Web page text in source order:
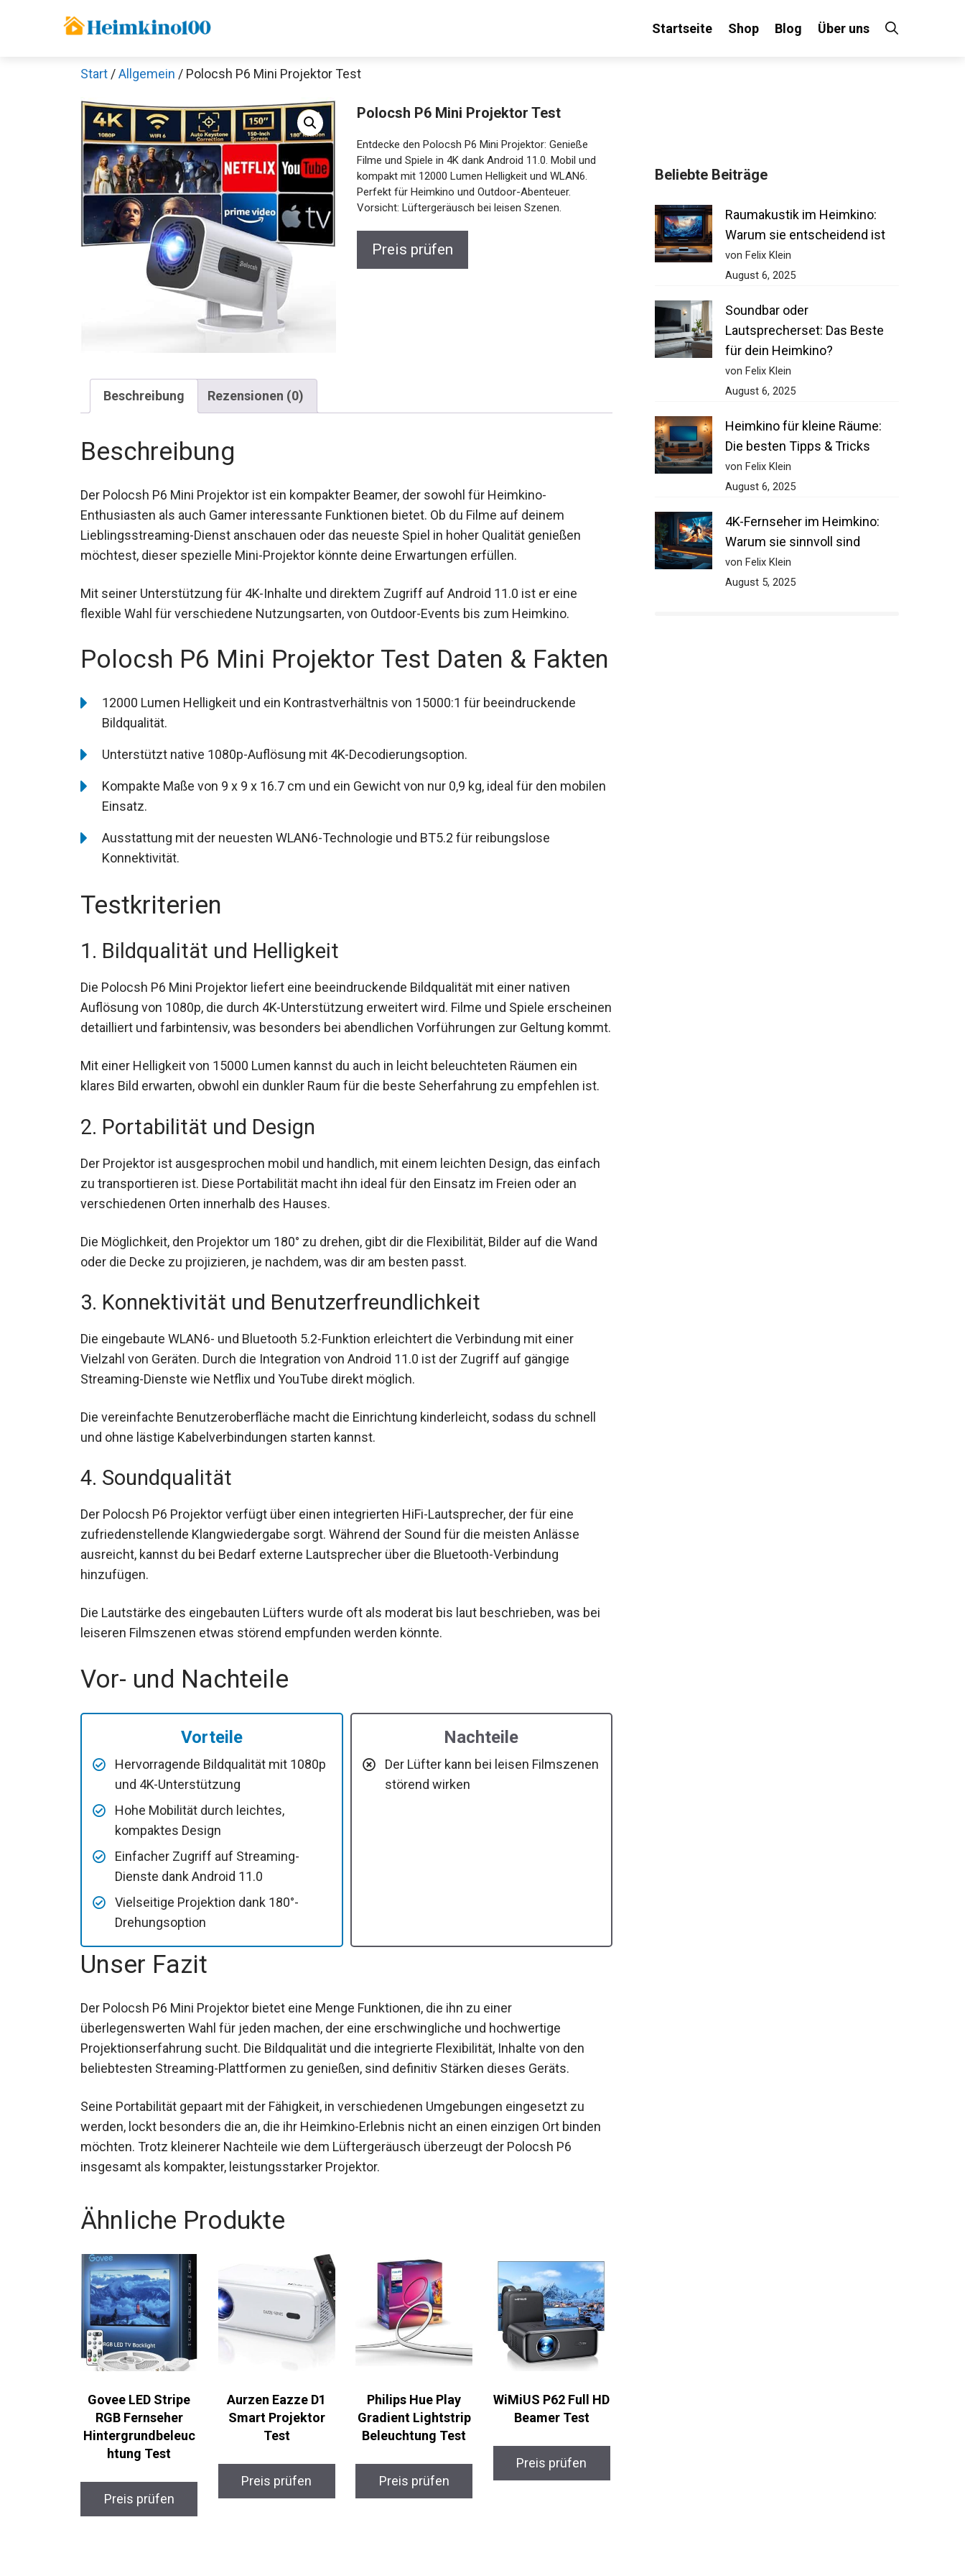
Startseite Shop Blog Über uns
Start /Allgemein / Polocsh P6 Mini Projektor Test
Polocsh P6 Mini Projektor Test
Entdecke den Polocsh P6 Mini Projektor: Genieße
Filme und Spiele in 4K dank Android 11.0. Mobil und
kompakt mit 12000 Lumen Helligkeit und WLAN6.
Perfekt für Heimkino und Outdoor-Abenteuer.
Vorsicht: Lüftergeräusch bei leisen Szenen.
Preis prüfen
Beschreibung Rezensionen (0)
Beschreibung
Der Polocsh P6 Mini Projektor ist ein kompakter Beamer, der sowohl für Heimkino-
Enthusiasten als auch Gamer interessante Funktionen bietet. Ob du Filme auf deinem
Lieblingsstreaming-Dienst anschauen oder das neueste Spiel in hoher Qualität genießen
möchtest, dieser spezielle Mini-Projektor könnte deine Erwartungen erfüllen.
Mit seiner Unterstützung für 4K-Inhalte und direktem Zugriff auf Android 11.0 ist er eine
flexible Wahl für verschiedene Nutzungsarten, von Outdoor-Events bis zum Heimkino.
Polocsh P6 Mini Projektor Test Daten & Fakten
12000 Lumen Helligkeit und ein Kontrastverhältnis von 15000:1 für beeindruckende
Bildqualität.
Unterstützt native 1080p-Auflösung mit 4K-Decodierungsoption.
Kompakte Maße von 9 x 9 x 16.7 cm und ein Gewicht von nur 0,9 kg, ideal für den mobilen
Einsatz.
Ausstattung mit der neuesten WLAN6-Technologie und BT5.2 für reibungslose
Konnektivität.
Testkriterien
1. Bildqualität und Helligkeit
Die Polocsh P6 Mini Projektor liefert eine beeindruckende Bildqualität mit einer nativen
Auflösung von 1080p, die durch 4K-Unterstützung erweitert wird. Filme und Spiele erscheinen
detailliert und farbintensiv, was besonders bei abendlichen Vorführungen zur Geltung kommt.
Mit einer Helligkeit von 15000 Lumen kannst du auch in leicht beleuchteten Räumen ein
klares Bild erwarten, obwohl ein dunkler Raum für die beste Seherfahrung zu empfehlen ist.
2. Portabilität und Design
Der Projektor ist ausgesprochen mobil und handlich, mit einem leichten Design, das einfach
zu transportieren ist. Diese Portabilität macht ihn ideal für den Einsatz im Freien oder an
verschiedenen Orten innerhalb des Hauses.
Die Möglichkeit, den Projektor um 180° zu drehen, gibt dir die Flexibilität, Bilder auf die Wand
oder die Decke zu projizieren, je nachdem, was dir am besten passt.
3. Konnektivität und Benutzerfreundlichkeit
Die eingebaute WLAN6- und Bluetooth 5.2-Funktion erleichtert die Verbindung mit einer
Vielzahl von Geräten. Durch die Integration von Android 11.0 ist der Zugriff auf gängige
Streaming-Dienste wie Netflix und YouTube direkt möglich.
Die vereinfachte Benutzeroberfläche macht die Einrichtung kinderleicht, sodass du schnell
und ohne lästige Kabelverbindungen starten kannst.
4. Soundqualität
Der Polocsh P6 Projektor verfügt über einen integrierten HiFi-Lautsprecher, der für eine
zufriedenstellende Klangwiedergabe sorgt. Während der Sound für die meisten Anlässe
ausreicht, kannst du bei Bedarf externe Lautsprecher über die Bluetooth-Verbindung
hinzufügen.
Die Lautstärke des eingebauten Lüfters wurde oft als moderat bis laut beschrieben, was bei
leiseren Filmszenen etwas störend empfunden werden könnte.
Vor- und Nachteile
Vorteile
Hervorragende Bildqualität mit 1080p
und 4K-Unterstützung
Hohe Mobilität durch leichtes,
kompaktes Design
Einfacher Zugriff auf Streaming-
Dienste dank Android 11.0
Vielseitige Projektion dank 180°-
Drehungsoption
Nachteile
Der Lüfter kann bei leisen Filmszenen
störend wirken
Unser Fazit
Der Polocsh P6 Mini Projektor bietet eine Menge Funktionen, die ihn zu einer
überlegenswerten Wahl für jeden machen, der eine erschwingliche und hochwertige
Projektionserfahrung sucht. Die Bildqualität und die integrierte Flexibilität, Inhalte von den
beliebtesten Streaming-Plattformen zu genießen, sind definitiv Stärken dieses Geräts.
Seine Portabilität gepaart mit der Fähigkeit, in verschiedenen Umgebungen eingesetzt zu
werden, lockt besonders die an, die ihr Heimkino-Erlebnis nicht an einen einzigen Ort binden
möchten. Trotz kleinerer Nachteile wie dem Lüftergeräusch überzeugt der Polocsh P6
insgesamt als kompakter, leistungsstarker Projektor.
Ähnliche Produkte
Govee LED Stripe
RGB Fernseher
Hintergrundbeleuc
htung Test
Preis prüfen
Aurzen Eazze D1
Smart Projektor
Test
Preis prüfen
Philips Hue Play
Gradient Lightstrip
Beleuchtung Test
Preis prüfen
WiMiUS P62 Full HD
Beamer Test
Preis prüfen
Beliebte Beiträge
Raumakustik im Heimkino:
Warum sie entscheidend ist
von Felix Klein
August 6, 2025
Soundbar oder
Lautsprecherset: Das Beste
für dein Heimkino?
von Felix Klein
August 6, 2025
Heimkino für kleine Räume:
Die besten Tipps & Tricks
von Felix Klein
August 6, 2025
4K-Fernseher im Heimkino:
Warum sie sinnvoll sind
von Felix Klein
August 5, 2025